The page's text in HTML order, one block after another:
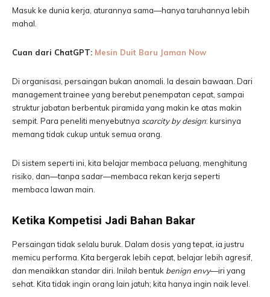
Masuk ke dunia kerja, aturannya sama—hanya taruhannya lebih
mahal.
Cuan dari ChatGPT: Mesin Duit Baru Jaman Now
Di organisasi, persaingan bukan anomali. Ia desain bawaan. Dari
management trainee yang berebut penempatan cepat, sampai
struktur jabatan berbentuk piramida yang makin ke atas makin
sempit. Para peneliti menyebutnya scarcity by design: kursinya
memang tidak cukup untuk semua orang.
Di sistem seperti ini, kita belajar membaca peluang, menghitung
risiko, dan—tanpa sadar—membaca rekan kerja seperti
membaca lawan main.
Ketika Kompetisi Jadi Bahan Bakar
Persaingan tidak selalu buruk. Dalam dosis yang tepat, ia justru
memicu performa. Kita bergerak lebih cepat, belajar lebih agresif,
dan menaikkan standar diri. Inilah bentuk benign envy—iri yang
sehat. Kita tidak ingin orang lain jatuh; kita hanya ingin naik level.